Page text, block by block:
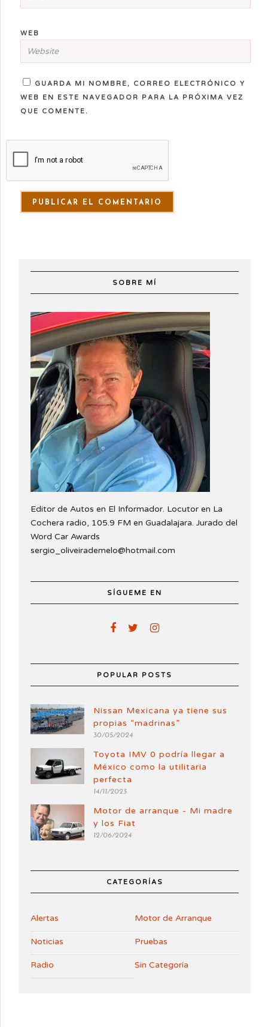
WEB
GUARDA MI NOMBRE, CORREO ELECTRÓNICO Y
WEB EN ESTE NAVEGADOR PARA LA PRÓXIMA VEZ
QUE COMENTE.
SOBRE MÍ
Editor de Autos en El Informador. Locutor en La
Cochera radio, 105.9 FM en Guadalajara. Jurado del
Word Car Awards
sergio_oliveirademelo@hotmail.com
SÍGUEME EN
POPULAR POSTS
Nissan Mexicana ya tiene sus
propias “madrinas”
30/05/2024
Toyota IMV 0 podría llegar a
México como la utilitaria
perfecta
14/11/2023
Motor de arranque - Mi madre
y los Fiat
12/06/2024
CATEGORÍAS
Alertas Motor de Arranque
Noticias Pruebas
Radio Sin Categoría